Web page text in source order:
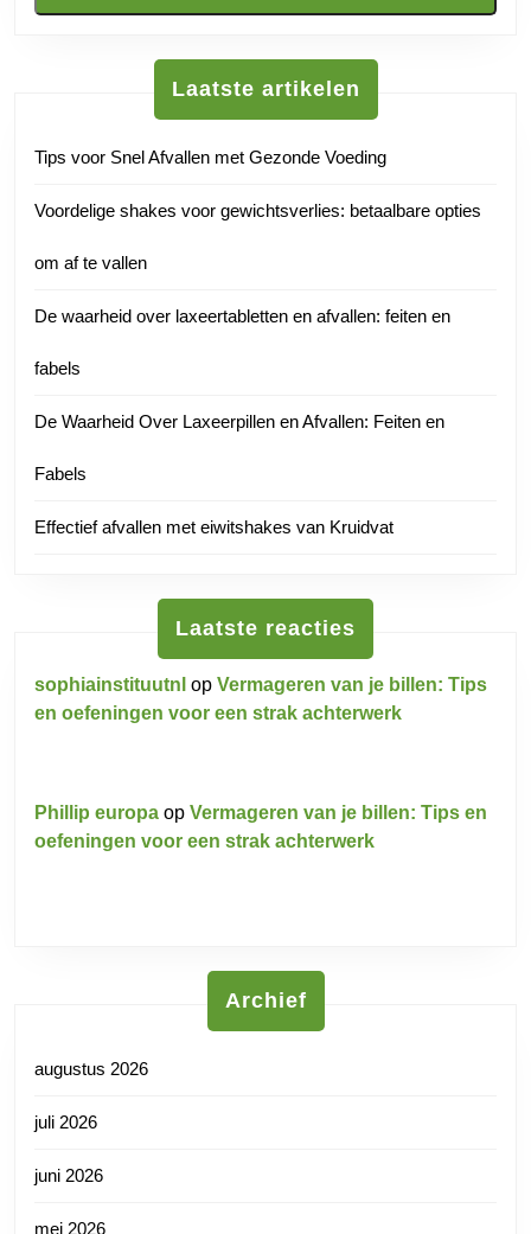
Laatste artikelen
Tips voor Snel Afvallen met Gezonde Voeding
Voordelige shakes voor gewichtsverlies: betaalbare opties
om af te vallen
De waarheid over laxeertabletten en afvallen: feiten en
fabels
De Waarheid Over Laxeerpillen en Afvallen: Feiten en
Fabels
Effectief afvallen met eiwitshakes van Kruidvat
Laatste reacties
sophiainstituutnl op Vermageren van je billen: Tips
en oefeningen voor een strak achterwerk
Phillip europa op Vermageren van je billen: Tips en
oefeningen voor een strak achterwerk
Archief
augustus 2026
juli 2026
juni 2026
mei 2026